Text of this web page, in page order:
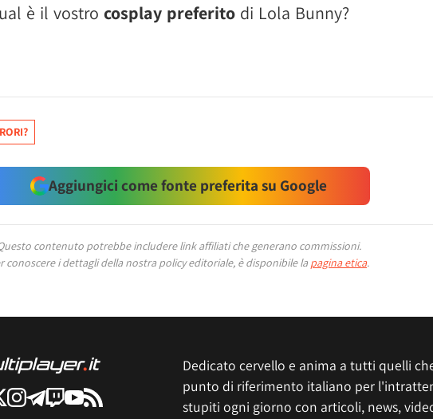
è il vostro cosplay preferito di Lola Bunny?
Aggiungici come fonte preferita su Google
contenuto potrebbe includere link affiliati che generano commissioni.
conoscere i dettagli della nostra policy editoriale, è disponibile la pagina etica.
Dedicato cervello e anima a tutti quelli
punto di riferimento italiano per
stupiti ogni giorno con articoli, news,